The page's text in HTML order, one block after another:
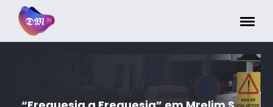
Painel de Gerenciamento de Cookies